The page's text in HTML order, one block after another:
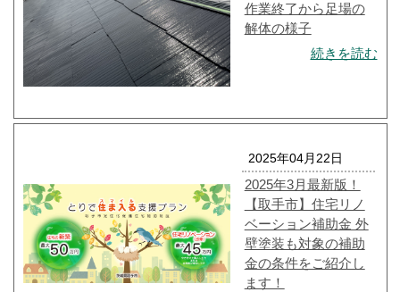
作業終了から足場の
解体の様子
続きを読む
2025年04月22日
2025年3月最新版！
【取手市】住宅リノ
ベーション補助金 外
壁塗装も対象の補助
金の条件をご紹介し
ます！